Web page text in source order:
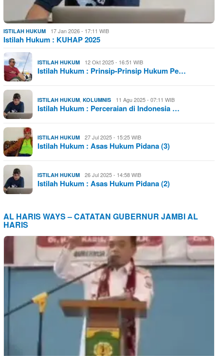
ISTILAH HUKUM 17 Jan 2026 - 17:11 WIB
Istilah Hukum : KUHAP 2025
ISTILAH HUKUM 12 Okt 2025 - 16:51 WIB
Istilah Hukum : Prinsip-Prinsip Hukum Pe…
ISTILAH HUKUM, KOLUMNIS 11 Agu 2025 - 07:11 WIB
Istilah Hukum : Perceraian di Indonesia …
ISTILAH HUKUM 27 Jul 2025 - 15:25 WIB
Istilah Hukum : Asas Hukum Pidana (3)
ISTILAH HUKUM 26 Jul 2025 - 14:58 WIB
Istilah Hukum : Asas Hukum Pidana (2)
AL HARIS WAYS – CATATAN GUBERNUR JAMBI AL
HARIS